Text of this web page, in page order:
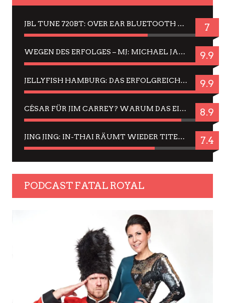
JBL TUNE 720BT: OVER EAR BLUETOOTH KOPFHÖRER UM DIE 50,-€ IM DAUER-TEST 7
WEGEN DES ERFOLGES – MJ: MICHAEL JACKSON MUSICAL IN EINER MATINEE SEHEN 9.9
JELLYFISH HAMBURG: DAS ERFOLGREICHE SOMMER-MENÜ 2025 IN GEFÜHLEN UND BILDERN 9.9
CÉSAR FÜR JIM CARREY? WARUM DAS EINER DER NERVIGSTEN ACTORS IST UND BLEIBT 8.9
JING JING: IN-THAI RÄUMT WIEDER TITEL AB – EIN ZWEI-STUNDEN-ERLEBNISBERICHT 7.4
PODCAST FATAL ROYAL